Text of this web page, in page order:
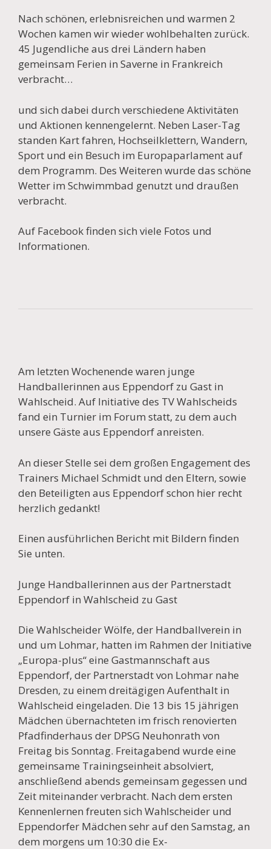
Nach schönen, erlebnisreichen und warmen 2
Wochen kamen wir wieder wohlbehalten zurück.
45 Jugendliche aus drei Ländern haben
gemeinsam Ferien in Saverne in Frankreich
verbracht…
und sich dabei durch verschiedene Aktivitäten
und Aktionen kennengelernt. Neben Laser-Tag
standen Kart fahren, Hochseilklettern, Wandern,
Sport und ein Besuch im Europaparlament auf
dem Programm. Des Weiteren wurde das schöne
Wetter im Schwimmbad genutzt und draußen
verbracht.
Auf Facebook finden sich viele Fotos und
Informationen.
Am letzten Wochenende waren junge
Handballerinnen aus Eppendorf zu Gast in
Wahlscheid. Auf Initiative des TV Wahlscheids
fand ein Turnier im Forum statt, zu dem auch
unsere Gäste aus Eppendorf anreisten.
An dieser Stelle sei dem großen Engagement des
Trainers Michael Schmidt und den Eltern, sowie
den Beteiligten aus Eppendorf schon hier recht
herzlich gedankt!
Einen ausführlichen Bericht mit Bildern finden
Sie unten.
Junge Handballerinnen aus der Partnerstadt
Eppendorf in Wahlscheid zu Gast
Die Wahlscheider Wölfe, der Handballverein in
und um Lohmar, hatten im Rahmen der Initiative
„Europa-plus“ eine Gastmannschaft aus
Eppendorf, der Partnerstadt von Lohmar nahe
Dresden, zu einem dreitägigen Aufenthalt in
Wahlscheid eingeladen. Die 13 bis 15 jährigen
Mädchen übernachteten im frisch renovierten
Pfadfinderhaus der DPSG Neuhonrath von
Freitag bis Sonntag. Freitagabend wurde eine
gemeinsame Trainingseinheit absolviert,
anschließend abends gemeinsam gegessen und
Zeit miteinander verbracht. Nach dem ersten
Kennenlernen freuten sich Wahlscheider und
Eppendorfer Mädchen sehr auf den Samstag, an
dem morgens um 10:30 die Ex-